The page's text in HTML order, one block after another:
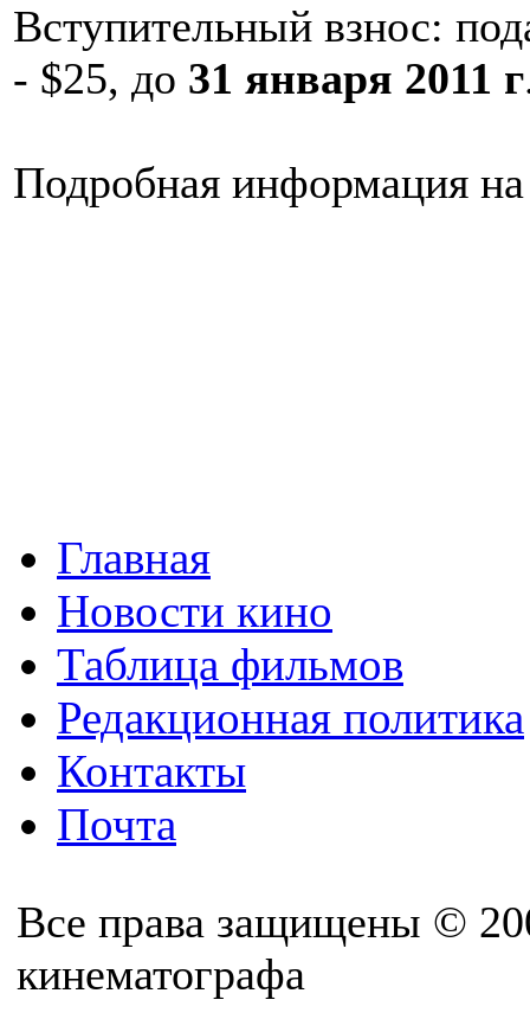
Вступительный взнос:
- $25, до 31 января 2011 г
Подробная информация
Главная
Новости кино
Таблица фильмов
Редакционная политика
Контакты
Почта
Все права защищены ©
кинематографа